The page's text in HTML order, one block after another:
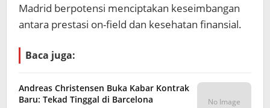
Madrid berpotensi menciptakan keseimbangan
antara prestasi on-field dan kesehatan finansial.
Baca juga:
Andreas Christensen Buka Kabar Kontrak
Baru: Tekad Tinggal di Barcelona
No Image